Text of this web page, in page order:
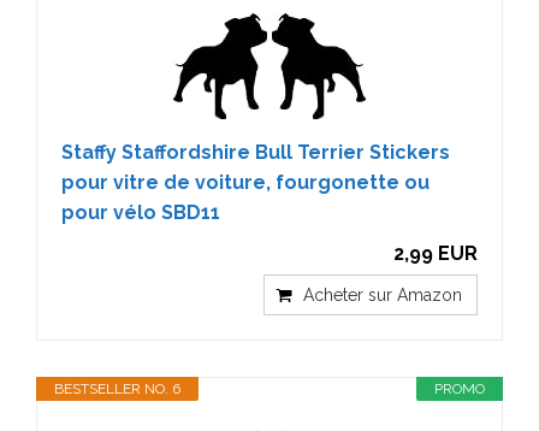
Staffy Staffordshire Bull Terrier Stickers
pour vitre de voiture, fourgonette ou
pour vélo SBD11
2,99 EUR
Acheter sur Amazon
PROMO
BESTSELLER NO. 6